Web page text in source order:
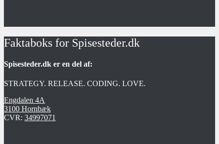
Faktaboks for Spisesteder.dk
Spisesteder.dk er en del af:
STRATEGY. RELEASE. CODING. LOVE.
Engdalen 4A
3100 Hornbæk
CVR: 34997071